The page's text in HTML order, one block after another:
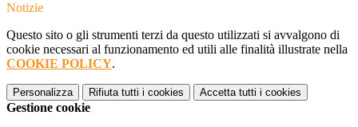
Notizie
Questo sito o gli strumenti terzi da questo utilizzati si avvalgono di
cookie necessari al funzionamento ed utili alle finalità illustrate nella
COOKIE POLICY.
Personalizza Rifiuta tutti i cookies Accetta tutti i cookies
Gestione cookie